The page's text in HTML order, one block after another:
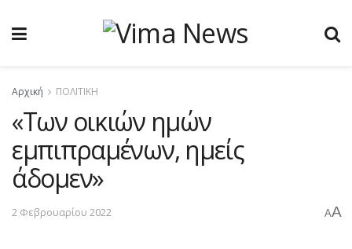
Αρχική ΠΟΛΙΤΙΚΗ
«Των οικιών ημών
εμπιπραμένων, ημείς
άδομεν»
2 Φεβρουαρίου 2022 AA